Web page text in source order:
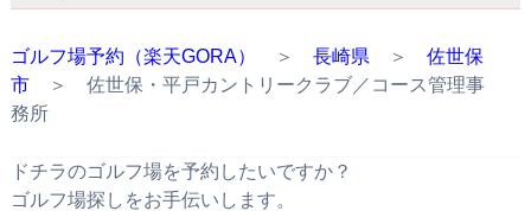
ゴルフ場予約（楽天GORA） ＞ 長崎県 ＞ 佐世保
市＞ 佐世保・平戸カントリークラブ／コース管理事
務所
ドチラのゴルフ場を予約したいですか？
ゴルフ場探しをお手伝いします。